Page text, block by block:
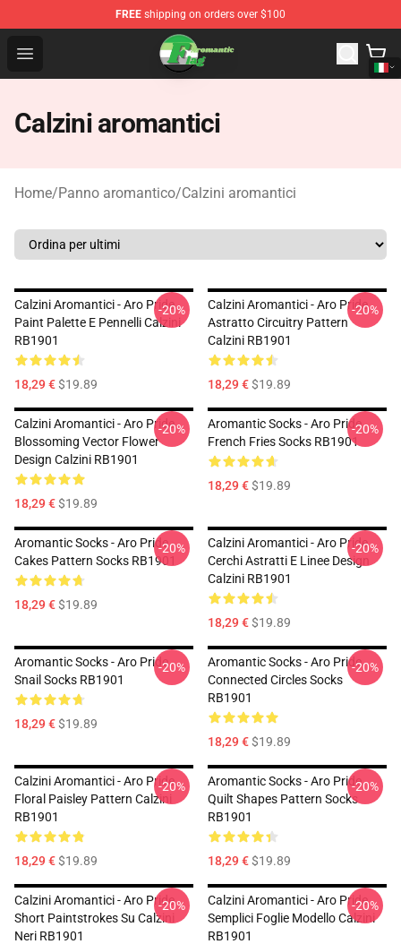
FREE shipping on orders over $100
Open menu
Aromantic Flag Shop - The Best Store of Aromantic Flag
Calzini aromantici
Home/Panno aromantico/Calzini aromantici
Calzini Aromantici - Aro Pride
Paint Palette E Pennelli Calzini
RB1901
18,29 €$19.89
-20%
Calzini Aromantici - Aro Pride
Astratto Circuitry Pattern
Calzini RB1901
18,29 €$19.89
-20%
Calzini Aromantici - Aro Pride
Blossoming Vector Flower
Design Calzini RB1901
18,29 €$19.89
-20%
Aromantic Socks - Aro Pride
French Fries Socks RB1901
18,29 €$19.89
-20%
Aromantic Socks - Aro Pride
Cakes Pattern Socks RB1901
18,29 €$19.89
-20%
Calzini Aromantici - Aro Pride
Cerchi Astratti E Linee Design
Calzini RB1901
18,29 €$19.89
-20%
Aromantic Socks - Aro Pride
Snail Socks RB1901
18,29 €$19.89
-20%
Aromantic Socks - Aro Pride
Connected Circles Socks
RB1901
18,29 €$19.89
-20%
Calzini Aromantici - Aro Pride
Floral Paisley Pattern Calzini
RB1901
18,29 €$19.89
-20%
Aromantic Socks - Aro Pride
Quilt Shapes Pattern Socks
RB1901
18,29 €$19.89
-20%
Calzini Aromantici - Aro Pride
Short Paintstrokes Su Calzini
Neri RB1901
-20%
Calzini Aromantici - Aro Pride
Semplici Foglie Modello Calzini
RB1901
-20%